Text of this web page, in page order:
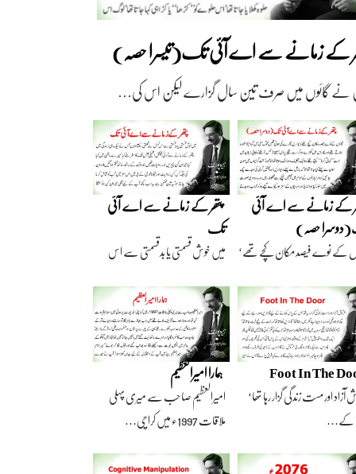
کے زمانے سے اے آئی تک(تیسرا حصہ)
نے گائوں میں صرف تین سال گزارے لیکن اس کی…
کے زمانے سے اے آئی
حصہ)
کے نوے فیصد مکان کچے تھے‘
پتھر کے زمانے سے اے آئی
تک
میں خوش قسمتی یا بدقسمتی سے اس
Foot In The
آزاد اور مست زندگی گزار رہا تھا‘
کے…
ہمارا امیرالعظیم
امیرالعظیم صاحب سے میری پہلی
ملاقات 1997ء میں کراچی…